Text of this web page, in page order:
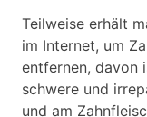
Teilweise erhält
im Internet, um
entfernen, davon
schwere und
und am